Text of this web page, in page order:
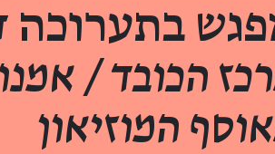
בתערוכה
הכובד /
המוזיאון